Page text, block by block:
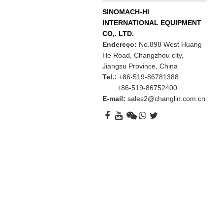
SINOMACH-HI
INTERNATIONAL EQUIPMENT
CO,. LTD.
Endereço: No.898 West Huang
He Road, Changzhou city,
Jiangsu Province, China
Tel.: +86-519-86781388
+86-519-86752400
E-mail:sales2@changlin.com.cn